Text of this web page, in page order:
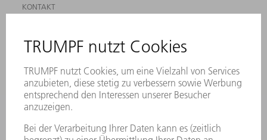
KONTAKT
VERANSTALTUNGEN UND TERMINE
NEWSLETTER-ANMELDUNG
MYTRUMPF
SICHERHEITSDATENBLÄTTER
PRODUKTE
MASCHINEN & SYSTEME
LEISTUNGSELEKTRONIK
ELEKTROWERKZEUGE